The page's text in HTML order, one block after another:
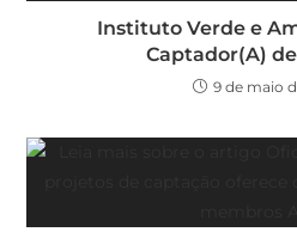
Instituto Verde e
Captador(A)
9 de maio